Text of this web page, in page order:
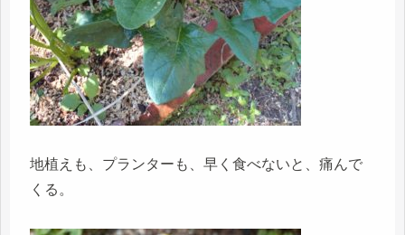
地植えも、プランターも、早く食べないと、痛んで
くる。